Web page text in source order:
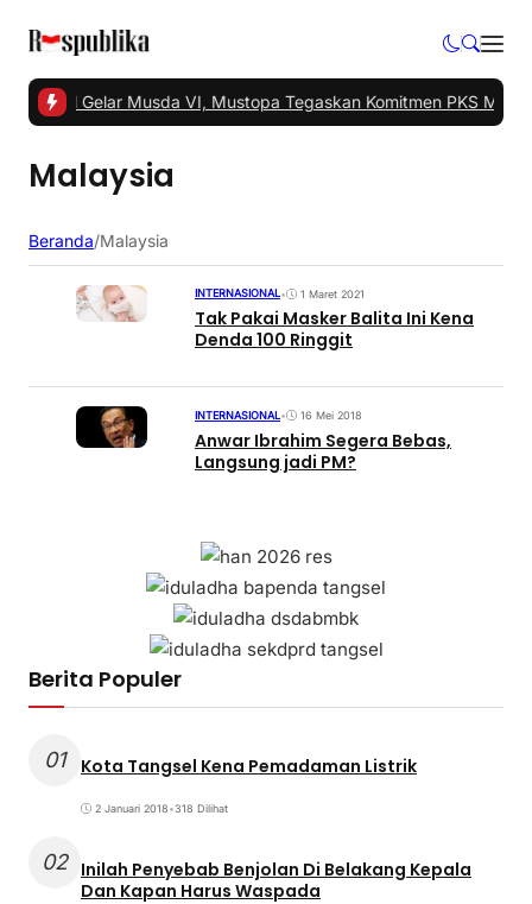
Tangsel Gelar Musda VI, Mustopa Tegaskan Komitmen PKS
Malaysia
Beranda/Malaysia
INTERNASIONAL• 1 Maret 2021
Tak Pakai Masker Balita Ini Kena
Denda 100 Ringgit
INTERNASIONAL• 16 Mei 2018
Anwar Ibrahim Segera Bebas,
Langsung jadi PM?
Berita Populer
01 Kota Tangsel Kena Pemadaman Listrik
2 Januari 2018•318 Dilihat
02 Inilah Penyebab Benjolan Di Belakang Kepala
Dan Kapan Harus Waspada